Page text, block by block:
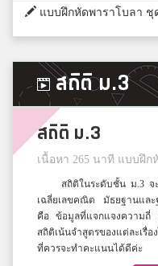
แบบฝึกหัดพาราโบลา ชุ
สถิติ ม.3
สถิติ ม.3
เนื้อหา 265 นาที แบบฝึก
สถิติในระดับชั้น ม.3 จ
เฉลี่ยเลขคณิต มัธยฐานแล
คือ ข้อมูลที่แจกแจงความถี่
สถิติเน้นจำสูตรของแต่ละเรื่
ที่ควรจะทำคะแนนได้ดีค่ะ